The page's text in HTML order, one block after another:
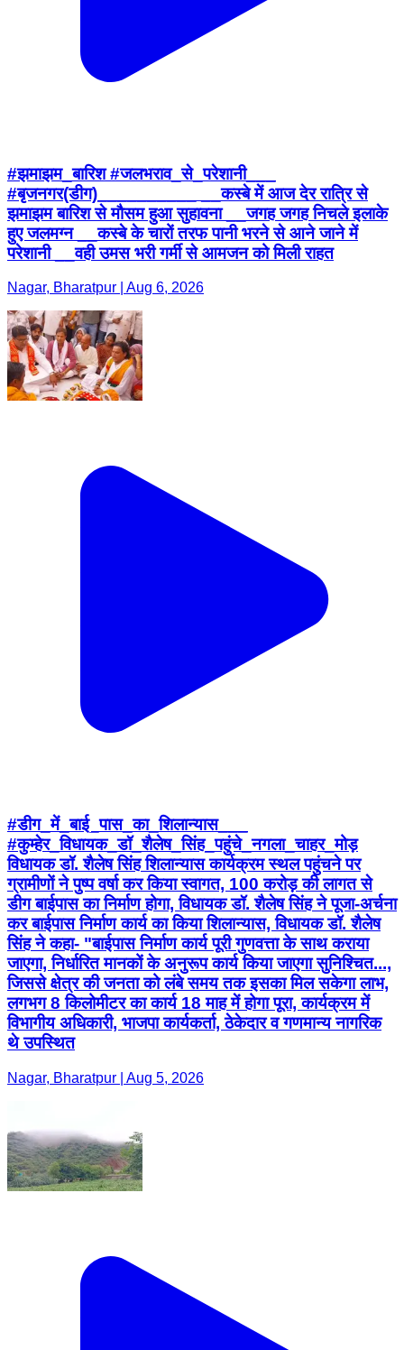
#झमाझम_बारिश #जलभराव_से_परेशानी___
#बृजनगर(डीग)__________ __कस्बे में आज देर रात्रि से
झमाझम बारिश से मौसम हुआ सुहावना __जगह जगह निचले इलाके
हुए जलमग्न __कस्बे के चारों तरफ पानी भरने से आने जाने में
परेशानी __वही उमस भरी गर्मी से आमजन को मिली राहत
Nagar, Bharatpur | Aug 6, 2026
#डीग_में_बाई_पास_का_शिलान्यास___
#कुम्हेर_विधायक_डॉ_शैलेष_सिंह_पहुंचे_नगला_चाहर_मोड़
विधायक डॉ. शैलेष सिंह शिलान्यास कार्यक्रम स्थल पहुंचने पर
ग्रामीणों ने पुष्प वर्षा कर किया स्वागत, 100 करोड़ की लागत से
डीग बाईपास का निर्माण होगा, विधायक डॉ. शैलेष सिंह ने पूजा-अर्चना
कर बाईपास निर्माण कार्य का किया शिलान्यास, विधायक डॉ. शैलेष
सिंह ने कहा- "बाईपास निर्माण कार्य पूरी गुणवत्ता के साथ कराया
जाएगा, निर्धारित मानकों के अनुरूप कार्य किया जाएगा सुनिश्चित...,
जिससे क्षेत्र की जनता को लंबे समय तक इसका मिल सकेगा लाभ,
लगभग 8 किलोमीटर का कार्य 18 माह में होगा पूरा, कार्यक्रम में
विभागीय अधिकारी, भाजपा कार्यकर्ता, ठेकेदार व गणमान्य नागरिक
थे उपस्थित
Nagar, Bharatpur | Aug 5, 2026